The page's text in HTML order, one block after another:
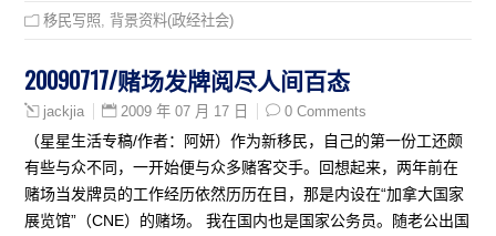
移民写照 背景资料(政经社会)
20090717/赌场发牌阅尽人间百态
jackjia 2009 年 07 月 17 日 0 Comments
（星星生活专稿/作者：阿妍）作为新移民，自己的第一份工还颇
有些与众不同，一开始便与众多赌客交手。回想起来，两年前在
赌场当发牌员的工作经历依然历历在目，那是内设在“加拿大国家
展览馆”（CNE）的赌场。 我在国内也是国家公务员。随老公出国